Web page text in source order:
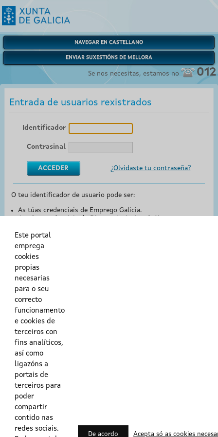
NAVEGAR EN CASTELLANO
ENVIAR SUXESTIÓNS DE MELLORA
Se nos necesitas, estamos no 012
Entrada de usuarios rexistrados
Identificador
Contrasinal
¿Olvidaste tu contraseña?
O teu identificador de usuario pode ser:
As túas credenciais de Emprego Galicia.
O teu DNI ou o teu NIE.
Este portal
emprega
cookies
propias
necesarias
para o seu
correcto
funcionamento
e cookies de
terceiros con
fins analíticos,
así como
ligazóns a
portais de
terceiros para
poder
compartir
contido nas
redes sociais.
De acordo Acepta só as cookies